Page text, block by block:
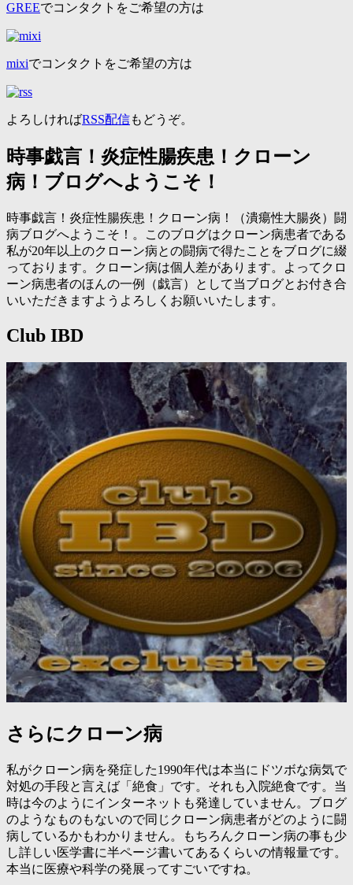
GREEでコンタクトをご希望の方は
mixiでコンタクトをご希望の方は
よろしければRSS配信もどうぞ。
時事戯言！炎症性腸疾患！クローン
病！ブログへようこそ！
時事戯言！炎症性腸疾患！クローン病！（潰瘍性大腸炎）闘
病ブログへようこそ！。このブログはクローン病患者である
私が20年以上のクローン病との闘病で得たことをブログに綴
っております。クローン病は個人差があります。よってクロ
ーン病患者のほんの一例（戯言）として当ブログとお付き合
いいただきますようよろしくお願いいたします。
Club IBD
さらにクローン病
私がクローン病を発症した1990年代は本当にドツボな病気で
対処の手段と言えば「絶食」です。それも入院絶食です。当
時は今のようにインターネットも発達していません。ブログ
のようなものもないので同じクローン病患者がどのように闘
病しているかもわかりません。もちろんクローン病の事も少
し詳しい医学書に半ページ書いてあるくらいの情報量です。
本当に医療や科学の発展ってすごいですね。